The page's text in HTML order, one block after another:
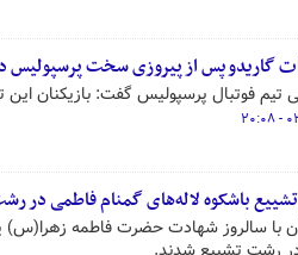
گاریدو پس از پیروزی سخت پرسپولیس
تیم فوتبال پرسپولیس گفت: بازیکنان این
باشکوه لاله‌های گمنام فاطمی در